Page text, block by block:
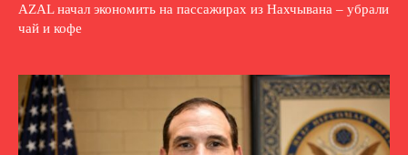
AZAL начал экономить на пассажирах из Нахчывана – убрали
чай и кофе